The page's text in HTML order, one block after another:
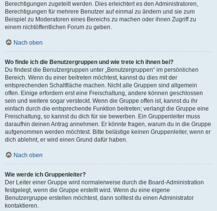
Berechtigungen zugeteilt werden. Dies erleichtert es den Administratoren,
Berechtigungen für mehrere Benutzer auf einmal zu ändern und sie zum
Beispiel zu Moderatoren eines Bereichs zu machen oder ihnen Zugriff zu
einem nichtöffentlichen Forum zu geben.
Nach oben
Wo finde ich die Benutzergruppen und wie trete ich ihnen bei?
Du findest die Benutzergruppen unter „Benutzergruppen“ im persönlichen
Bereich. Wenn du einer beitreten möchtest, kannst du dies mit der
entsprechenden Schaltfläche machen. Nicht alle Gruppen sind allgemein
offen. Einige erfordern erst eine Freischaltung, andere können geschlossen
sein und weitere sogar versteckt. Wenn die Gruppe offen ist, kannst du ihr
einfach durch die entsprechende Funktion beitreten; verlangt die Gruppe eine
Freischaltung, so kannst du dich für sie bewerben. Ein Gruppenleiter muss
daraufhin deinen Antrag annehmen. Er könnte fragen, warum du in die Gruppe
aufgenommen werden möchtest. Bitte belästige keinen Gruppenleiter, wenn er
dich ablehnt, er wird einen Grund dafür haben.
Nach oben
Wie werde ich Gruppenleiter?
Der Leiter einer Gruppe wird normalerweise durch die Board-Administration
festgelegt, wenn die Gruppe erstellt wird. Wenn du eine eigene
Benutzergruppe erstellen möchtest, dann solltest du einen Administrator
kontaktieren.